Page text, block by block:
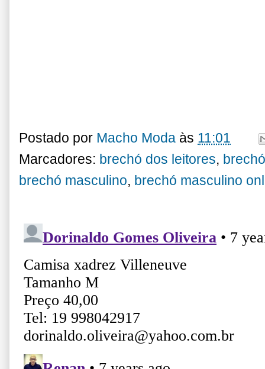
Postado por Macho Moda às 11:01
Marcadores: brechó dos leitores,
brechó masculino, brechó masculino